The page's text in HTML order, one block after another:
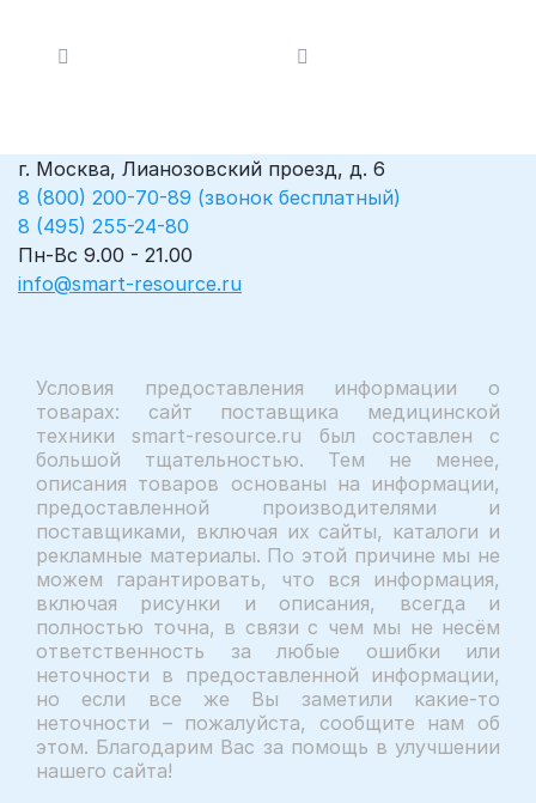
г. Москва, Лианозовский проезд, д. 6
8 (800) 200-70-89 (звонок бесплатный)
8 (495) 255-24-80
Пн-Вс 9.00 - 21.00
info@smart-resource.ru
Условия предоставления информации о
товарах: сайт поставщика медицинской
техники smart-resource.ru был составлен с
большой тщательностью. Тем не менее,
описания товаров основаны на информации,
предоставленной производителями и
поставщиками, включая их сайты, каталоги и
рекламные материалы. По этой причине мы не
можем гарантировать, что вся информация,
включая рисунки и описания, всегда и
полностью точна, в связи с чем мы не несём
ответственность за любые ошибки или
неточности в предоставленной информации,
но если все же Вы заметили какие-то
неточности – пожалуйста, сообщите нам об
этом. Благодарим Вас за помощь в улучшении
нашего сайта!